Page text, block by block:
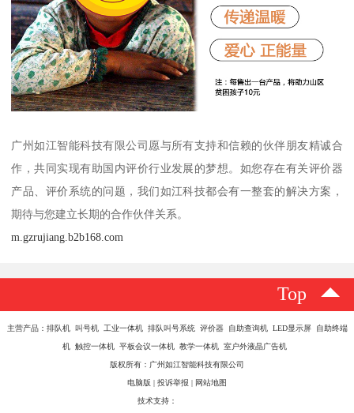
广州如江智能科技有限公司愿与所有支持和信赖的伙伴朋友精诚合
作，共同实现有助国内评价行业发展的梦想。如您存在有关评价器
产品、评价系统的问题，我们如江科技都会有一整套的解决方案，
期待与您建立长期的合作伙伴关系。
m.gzrujiang.b2b168.com
Top
主营产品：排队机 叫号机 工业一体机 排队叫号系统 评价器 自助查询机 LED显示屏 自助终端
机 触控一体机 平板会议一体机 教学一体机 室户外液晶广告机
版权所有：广州如江智能科技有限公司
电脑版 | 投诉举报 | 网站地图
技术支持：